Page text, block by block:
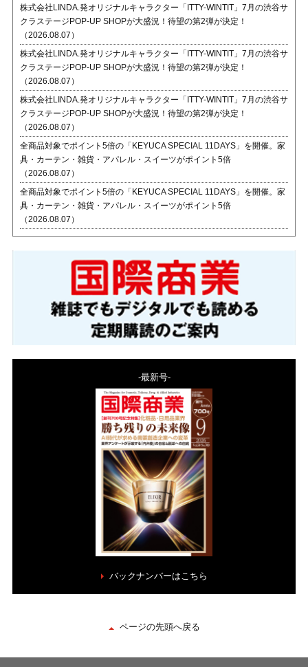
株式会社LINDA.発オリジナルキャラクター「ITTY-WINTIT」7月の渋谷サ
クラステージPOP-UP SHOPが大盛況！待望の第2弾が決定！
（2026.08.07）
株式会社LINDA.発オリジナルキャラクター「ITTY-WINTIT」7月の渋谷サ
クラステージPOP-UP SHOPが大盛況！待望の第2弾が決定！
（2026.08.07）
株式会社LINDA.発オリジナルキャラクター「ITTY-WINTIT」7月の渋谷サ
クラステージPOP-UP SHOPが大盛況！待望の第2弾が決定！
（2026.08.07）
全商品対象でポイント5倍の「KEYUCA SPECIAL 11DAYS」を開催。家
具・カーテン・雑貨・アパレル・スイーツがポイント5倍
（2026.08.07）
全商品対象でポイント5倍の「KEYUCA SPECIAL 11DAYS」を開催。家
具・カーテン・雑貨・アパレル・スイーツがポイント5倍
（2026.08.07）
-最新号-
バックナンバーはこちら
ページの先頭へ戻る